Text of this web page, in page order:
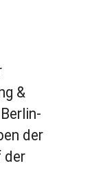
&
der
der